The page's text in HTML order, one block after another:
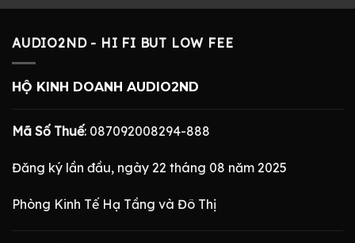
AUDIO2ND - HI FI BUT LOW FEE
HỘ KINH DOANH AUDIO2ND
Mã Số Thuế: 087092008294-888
Đăng ký lần đầu, ngày 22 tháng 08 năm 2025
Phòng Kinh Tế Hạ Tầng và Đô Thị